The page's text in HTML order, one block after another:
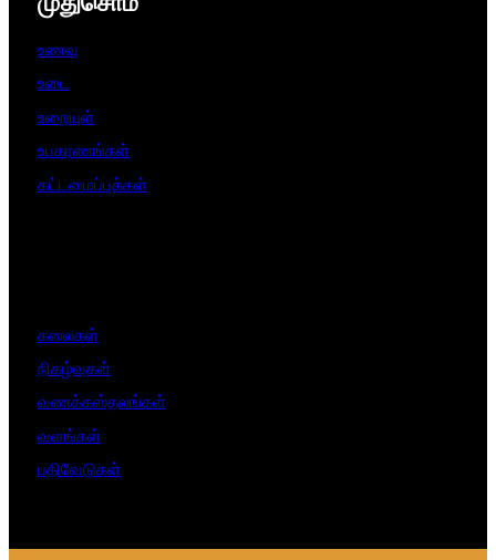
உணவு
உடை
உறையுள்
உபகரணங்கள்
கட்டமைப்புக்கள்
கலைகள்
நிகழ்வுகள்
வணக்கஸ்தலங்கள்
வளங்கள்
பதிவேடுகள்